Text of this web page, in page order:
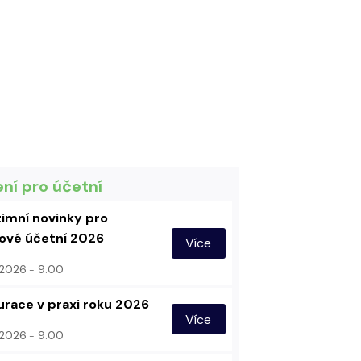
pro účetní
novinky pro
účetní 2026
9:00
Více
v praxi roku 2026
9:00
Více